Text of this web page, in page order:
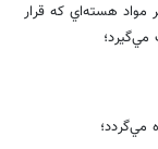
هسته‌اي كه قرار
مي‌گيرد؛
مي‌گردد؛